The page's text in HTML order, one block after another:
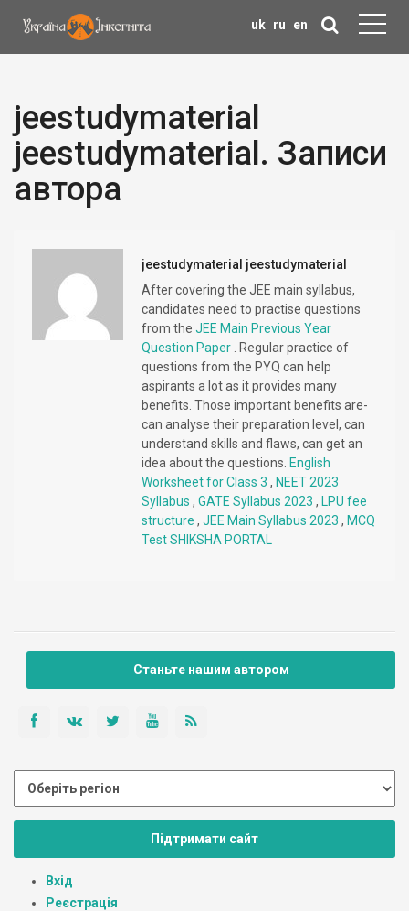
uk ru en
jeestudymaterial
jeestudymaterial. Записи
автора
jeestudymaterial jeestudymaterial
After covering the JEE main syllabus,
candidates need to practise questions
from the JEE Main Previous Year
Question Paper
. Regular practice of
questions from the PYQ can help
aspirants a lot as it provides many
benefits. Those important benefits are-
can analyse their preparation level, can
understand skills and flaws, can get an
idea about the questions. English
Worksheet for Class 3 , NEET 2023
Syllabus , GATE Syllabus 2023 , LPU fee
structure , JEE Main Syllabus 2023 , MCQ
TestSHIKSHA PORTAL
Станьте нашим автором
Підтримати сайт
Вхід
Реєстрація